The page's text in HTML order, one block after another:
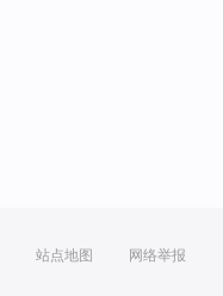
站点地图 网络举报